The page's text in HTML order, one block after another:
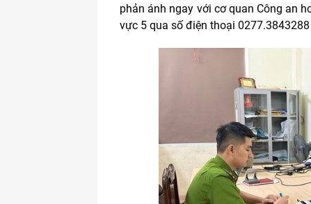
phản ánh ngay với cơ quan Công an
vực 5 qua số điện thoại